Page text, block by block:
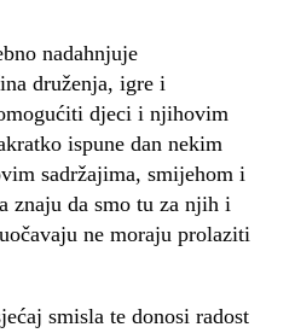
nadahnjuje
druženja, igre i
djeci i njihovim
ispune dan nekim
sadržajima, smijehom i
znaju da smo tu za njih i
ne moraju prolaziti
smisla te donosi radost